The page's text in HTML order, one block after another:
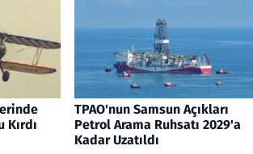
Kırdı
TPAO'nun Samsun Açıkları
Petrol Arama Ruhsatı 2029'a
Kadar Uzatıldı